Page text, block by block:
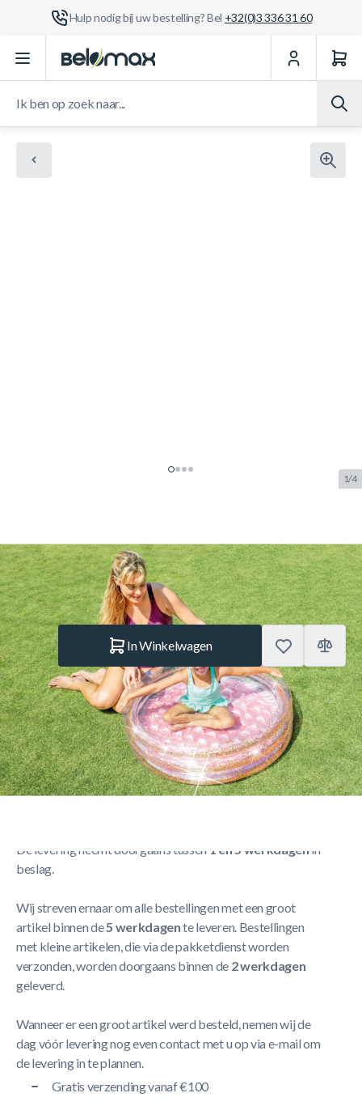
Hulp nodig bij uw bestelling? Bel +32(0)3 336 31 60
Ga naar de inhoud
1/4
SKU:INTEX.57103 Merk:Intex
€ 27,95 Op voorraad
Aantal
In Winkelwagen
Korte Beschrijving
Afmetingen: 86 x 25 cm opgeblazen, inhoud: ca. 55 liter
Meer Lezen
De levering neemt doorgaans tussen 1 en 5 werkdagen in
beslag.
Wij streven ernaar om alle bestellingen met een groot
artikel binnen de5 werkdagente leveren. Bestellingen
met kleine artikelen, die via de pakketdienst worden
verzonden, worden doorgaans binnen de 2 werkdagen
geleverd.
Wanneer er een groot artikel werd besteld, nemen wij de
dag vóór levering nog even contact met u op via e-mail om
de levering in te plannen.
Gratis verzending vanaf €100